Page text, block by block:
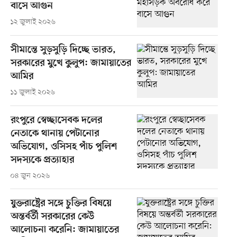
বাসে আগুন
১২ জুলাই ২০২৬
সীমান্তে সুড়সুড়ি দিচ্ছে ভারত,
সরকারের মুখে কুলুপ: জামায়াতের
আমির
১১ জুলাই ২০২৬
রংপুরে স্বেচ্ছাসেবক দলের
নেতাকে থানায় পেটানোর
অভিযোগ, ওসিসহ পাঁচ পুলিশ
সদস্যকে প্রত্যাহার
০৪ জুন ২০২৬
যুক্তরাষ্ট্রের সঙ্গে চুক্তির বিষয়ে
অন্তর্বর্তী সরকারের কেউ
আলোচনা করেনি: জামায়াতের